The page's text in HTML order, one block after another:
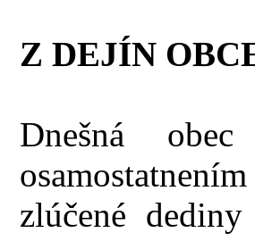
Z DEJÍN
Dnešná
zlúčené